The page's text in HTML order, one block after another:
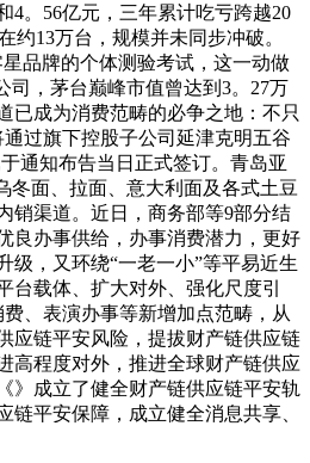
4。56亿元，三年累计吃亏跨越20
13万台，规模并未同步冲破。
品牌的个体测验考试，这一动做
司，茅台巅峰市值曾达到3。27万
已成为消费范畴的必争之地：不只
过旗下控股子公司延津克明五谷
通知布告当日正式签订。青岛亚
冬面、拉面、意大利面及各式土豆
销渠道。近日，商务部等9部分结
良办事供给，办事消费潜力，更好
，又环绕“一老一小”等平易近生
载体、扩大对外、强化尺度引
、表演办事等新增加点范畴，从
应链平安风险，提拔财产链供应链
高程度对外，推进全球财产链供应
》成立了健全财产链供应链平安轨
平安保障，成立健全消息共享、